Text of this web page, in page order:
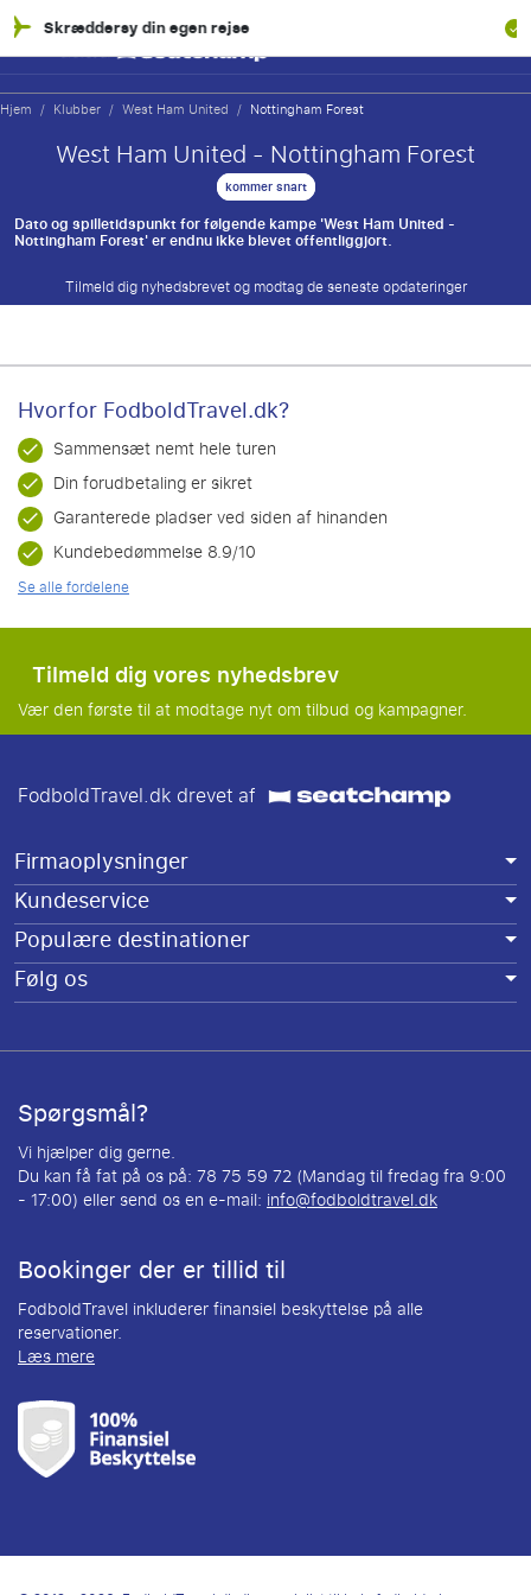
din egen rejse 100%
Hjem / Klubber / West Ham United / Nottingham Forest
West Ham United - Nottingham Forest
kommer snart
Dato og spilletidspunkt for følgende kampe 'West Ham United -
Nottingham Forest' er endnu ikke blevet offentliggjort.
Tilmeld dig nyhedsbrevet og modtag de seneste opdateringer
Hvorfor FodboldTravel.dk?
Sammensæt nemt hele turen
Din forudbetaling er sikret
Garanterede pladser ved siden af hinanden
Kundebedømmelse 8.9/10
Se alle fordelene
Tilmeld dig vores nyhedsbrev
Vær den første til at modtage nyt om tilbud og kampagner.
FodboldTravel.dk drevet af
Firmaoplysninger
Kundeservice
Populære destinationer
Følg os
Spørgsmål?
Vi hjælper dig gerne.
Du kan få fat på os på: 78 75 59 72 (Mandag til fredag fra 9:00
- 17:00) eller send os en e-mail: info@fodboldtravel.dk
Bookinger der er tillid til
FodboldTravel inkluderer finansiel beskyttelse på alle
reservationer.
Læs mere